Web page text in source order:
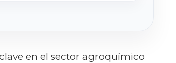
en el sector agroquímico